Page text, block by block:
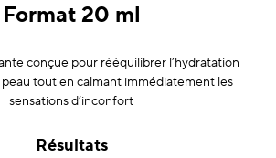
Format 20 ml
conçue pour rééquilibrer l’hydratation
tout en calmant immédiatement les
sensations d’inconfort
Résultats